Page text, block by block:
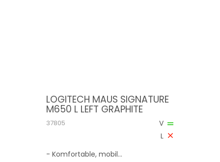
LOGITECH MAUS SIGNATURE
M650 L LEFT GRAPHITE
V
L
37805
- Komfortable, mobil...